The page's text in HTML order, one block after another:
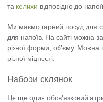
та келихи відповідно до
Ми маємо гарний посуд для
для напоїв. На сайті можна
різної форми, об'єму. Можна
різної міцності.
Набори склянок
Це ще один обов'язковий